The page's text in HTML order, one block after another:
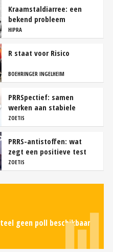
Kraamstaldiarree: een
bekend probleem
HIPRA
R staat voor Risico
BOEHRINGER INGELHEIM
PRRSpectief: samen
werken aan stabiele
resultaten
ZOETIS
PRRS-antistoffen: wat
zegt een positieve test
echt?
ZOETIS
geen poll beschikbaar.